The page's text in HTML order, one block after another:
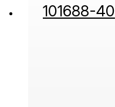
101688-40